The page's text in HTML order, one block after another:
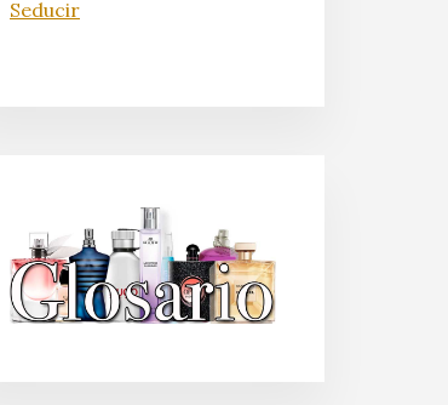
Seducir